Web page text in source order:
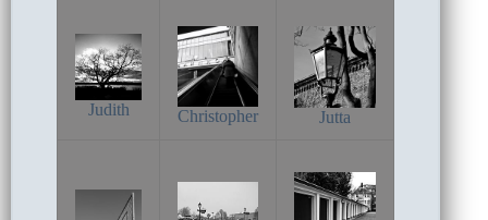
Judith Christopher Jutta